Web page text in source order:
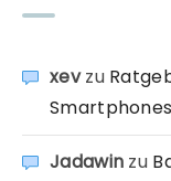
xevzu
Jadawin zu